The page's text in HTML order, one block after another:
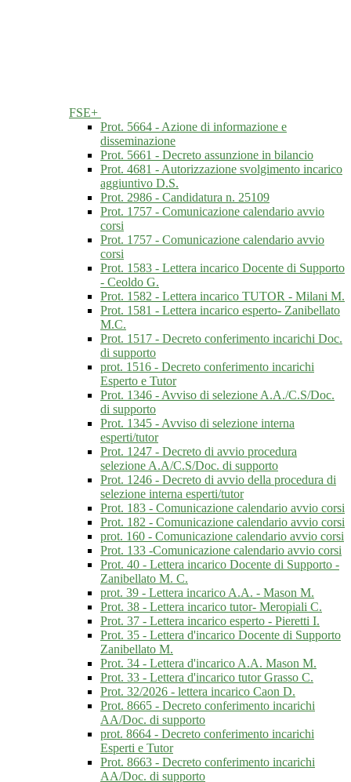
FSE+
Prot. 5664 - Azione di informazione e
disseminazione
Prot. 5661 - Decreto assunzione in bilancio
Prot. 4681 - Autorizzazione svolgimento incarico
aggiuntivo D.S.
Prot. 2986 - Candidatura n. 25109
Prot. 1757 - Comunicazione calendario avvio
corsi
Prot. 1757 - Comunicazione calendario avvio
corsi
Prot. 1583 - Lettera incarico Docente di Supporto
- Ceoldo G.
Prot. 1582 - Lettera incarico TUTOR - Milani M.
Prot. 1581 - Lettera incarico esperto- Zanibellato
M.C.
Prot. 1517 - Decreto conferimento incarichi Doc.
di supporto
prot. 1516 - Decreto conferimento incarichi
Esperto e Tutor
Prot. 1346 - Avviso di selezione A.A./C.S/Doc.
di supporto
Prot. 1345 - Avviso di selezione interna
esperti/tutor
Prot. 1247 - Decreto di avvio procedura
selezione A.A/C.S/Doc. di supporto
Prot. 1246 - Decreto di avvio della procedura di
selezione interna esperti/tutor
Prot. 183 - Comunicazione calendario avvio corsi
Prot. 182 - Comunicazione calendario avvio corsi
prot. 160 - Comunicazione calendario avvio corsi
Prot. 133 -Comunicazione calendario avvio corsi
Prot. 40 - Lettera incarico Docente di Supporto -
Zanibellato M. C.
prot. 39 - Lettera incarico A.A. - Mason M.
Prot. 38 - Lettera incarico tutor- Meropiali C.
Prot. 37 - Lettera incarico esperto - Pieretti I.
Prot. 35 - Lettera d'incarico Docente di Supporto
Zanibellato M.
Prot. 34 - Lettera d'incarico A.A. Mason M.
Prot. 33 - Lettera d'incarico tutor Grasso C.
Prot. 32/2026 - lettera incarico Caon D.
Prot. 8665 - Decreto conferimento incarichi
AA/Doc. di supporto
prot. 8664 - Decreto conferimento incarichi
Esperti e Tutor
Prot. 8663 - Decreto conferimento incarichi
AA/Doc. di supporto